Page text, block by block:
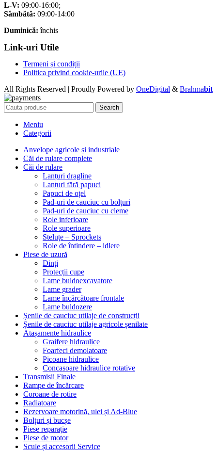
L-V: 09:00-16:00;
Sâmbătă: 09:00-14:00
Duminică: închis
Link-uri Utile
Termeni și condiții
Politica privind cookie-urile (UE)
All Rights Reserved | Proudly Powered by OneDigital & Brahmabit
Search
Meniu
Categorii
Anvelope agricole și industriale
Căi de rulare complete
Căi de rulare
Lanțuri dragline
Lanțuri fără papuci
Papuci de oțel
Pad-uri de cauciuc cu bolțuri
Pad-uri de cauciuc cu cleme
Role inferioare
Role superioare
Steluțe – Sprockets
Role de întindere – idlere
Piese de uzură
Dinți
Protecții cupe
Lame buldoexcavatore
Lame grader
Lame încărcătoare frontale
Lame buldozere
Șenile de cauciuc utilaje de construcții
Șenile de cauciuc utilaje agricole șenilate
Atașamente hidraulice
Graifere hidraulice
Foarfeci demolatoare
Picoane hidraulice
Concasoare hidraulice rotative
Transmisii Finale
Rampe de încărcare
Coroane de rotire
Radiatoare
Rezervoare motorină, ulei și Ad-Blue
Bolțuri și bucșe
Piese reparație
Piese de motor
Scule și accesorii Service